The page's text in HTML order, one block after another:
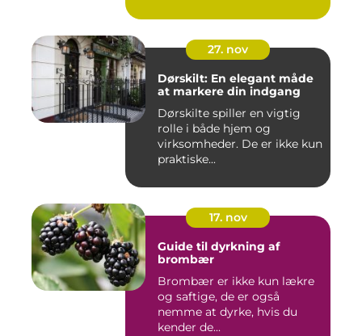
27. nov
Dørskilt: En elegant måde
at markere din indgang
Dørskilte spiller en vigtig
rolle i både hjem og
virksomheder. De er ikke kun
praktiske...
17. nov
Guide til dyrkning af
brombær
Brombær er ikke kun lækre
og saftige, de er også
nemme at dyrke, hvis du
kender de...